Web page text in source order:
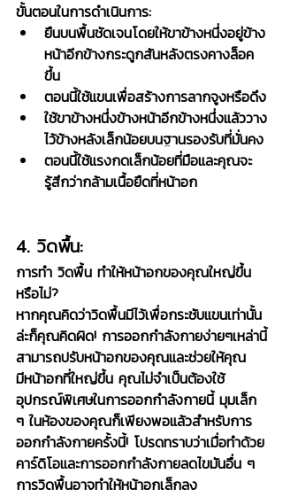
ขั้นตอนในการดำเนินการ:
ยืนบนพื้นชัดเจนโดยให้ขาข้างหนึ่งอยู่ข้าง
หน้าอีกข้างกระดูกสันหลังตรงคางล็อค
ขึ้น
ตอนนี้ใช้แขนเพื่อสร้างการลากจูงหรือดึง
ใช้ขาข้างหนึ่งข้างหน้าอีกข้างหนึ่งแล้ววาง
ไว้ข้างหลังเล็กน้อยบนฐานรองรับที่มั่นคง
ตอนนี้ใช้แรงกดเล็กน้อยที่มือและคุณจะ
รู้สึกว่ากล้ามเนื้อยืดที่หน้าอก
4. วิดพื้น:
การทำ วิดพื้น ทำให้หน้าอกของคุณใหญ่ขึ้น
หรือไม่?
หากคุณคิดว่าวิดพื้นมีไว้เพื่อกระชับแขนเท่านั้น
ล่ะก็คุณคิดผิด! การออกกำลังกายง่ายๆเหล่านี้
สามารถปรับหน้าอกของคุณและช่วยให้คุณ
มีหน้าอกที่ใหญ่ขึ้น คุณไม่จำเป็นต้องใช้
อุปกรณ์พิเศษในการออกกำลังกายนี้ มุมเล็ก
ๆ ในห้องของคุณก็เพียงพอแล้วสำหรับการ
ออกกำลังกายครั้งนี้! โปรดทราบว่าเมื่อทำด้วย
คาร์ดิโอและการออกกำลังกายลดไขมันอื่น ๆ
การวิดพื้นอาจทำให้หน้าอกเล็กลง